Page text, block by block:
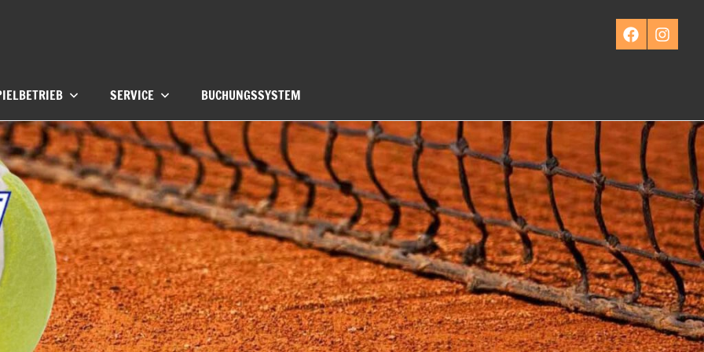
Facebook
SERVICE BUCHUNGSSYSTEM